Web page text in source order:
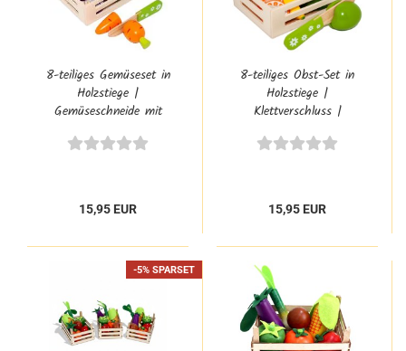
8-teiliges Gemüseset in
Holzstiege |
Gemüseschneide mit
TA 0968.2
15,95 EUR
8-teiliges Obst-Set in
Holzstiege |
Klettverschluss |
| TA 0966.8
15,95 EUR
-5% SPARSET